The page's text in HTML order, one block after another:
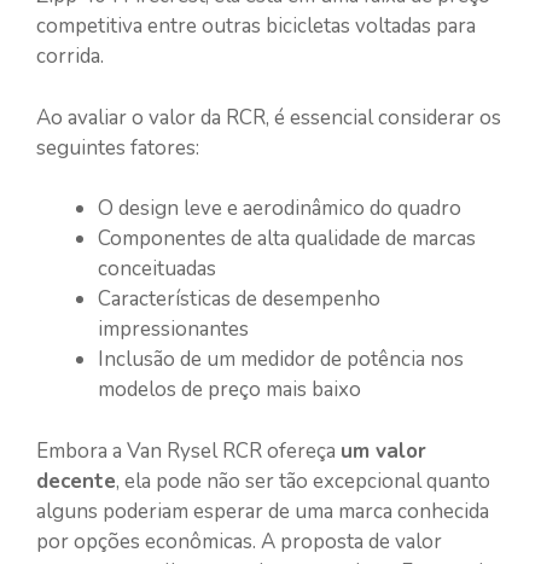
competitiva entre outras bicicletas voltadas para
corrida.
Ao avaliar o valor da RCR, é essencial considerar os
seguintes fatores:
O design leve e aerodinâmico do quadro
Componentes de alta qualidade de marcas
conceituadas
Características de desempenho
impressionantes
Inclusão de um medidor de potência nos
modelos de preço mais baixo
Embora a Van Rysel RCR ofereça um valor
decente, ela pode não ser tão excepcional quanto
alguns poderiam esperar de uma marca conhecida
por opções econômicas. A proposta de valor